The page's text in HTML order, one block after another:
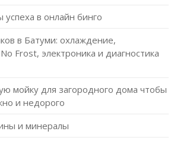
успеха в онлайн бинго
в Батуми: охлаждение,
Frost, электроника и диагностика
мойку для загородного дома чтобы
и недорого
и минералы